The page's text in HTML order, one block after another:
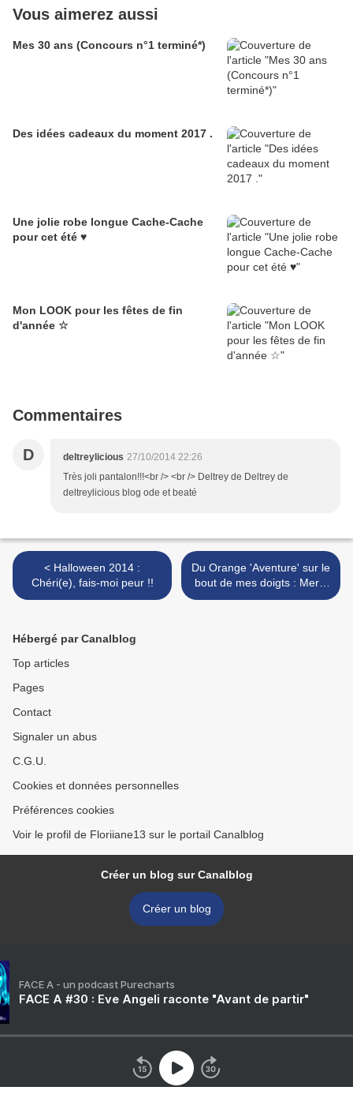
Vous aimerez aussi
Mes 30 ans (Concours n°1 terminé*)
Des idées cadeaux du moment 2017 .
Une jolie robe longue Cache-Cache
pour cet été ♥
Mon LOOK pour les fêtes de fin
d'année ☆
Commentaires
D deltreylicious 27/10/2014 22:26
Très joli pantalon!!!<br /> <br /> Deltrey de Deltrey de
deltreylicious blog ode et beaté
< Halloween 2014 :
Chéri(e), fais-moi peur !!
Du Orange 'Aventure' sur le
bout de mes doigts : Merci
Dior . >
Hébergé par Canalblog
Top articles
Pages
Contact
Signaler un abus
C.G.U.
Cookies et données personnelles
Préférences cookies
Voir le profil de Floriiane13 sur le portail Canalblog
Créer un blog sur Canalblog
Créer un blog
FACE A - un podcast Purecharts
FACE A #30 : Eve Angeli raconte "Avant de partir"